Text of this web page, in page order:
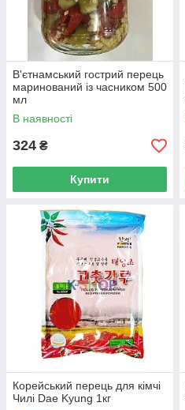
В'єтнамський гострий перець
маринований із часником 500
мл
В наявності
324 ₴
Купити
Корейський перець для кімчі
Чилі Dae Kyung 1кг